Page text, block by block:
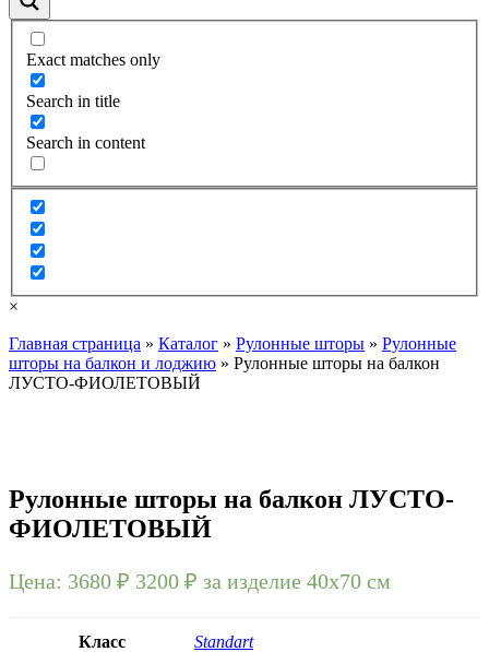
Exact matches only
Search in title
Search in content
×
Главная страница » Каталог » Рулонные шторы » Рулонные
шторы на балкон и лоджию » Рулонные шторы на балкон
ЛУСТО-ФИОЛЕТОВЫЙ
Рулонные шторы на балкон ЛУСТО-
ФИОЛЕТОВЫЙ
Цена: 3680 ₽ 3200 ₽ за изделие 40х70 см
Класс Standart